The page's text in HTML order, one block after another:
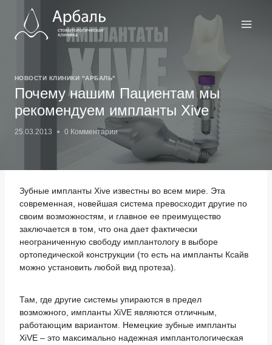
содержимому
НОВОСТИ КЛИНИКИ "АРБАЛЬ"
Почему нашим Пациентам мы
рекомендуем импланты Xive
25.03.2013 0 Комментарии
Зубные импланты Xive известны во всем мире. Эта
современная, новейшая система превосходит другие по
своим возможностям, и главное ее преимущество
заключается в том, что она дает фактически
неограниченную свободу имплантологу в выборе
ортопедической конструкции (то есть на импланты Ксайв
можно установить любой вид протеза).
Там, где другие системы упираются в предел
возможного, импланты XiVE являются отличным,
работающим вариантом. Немецкие зубные импланты
XiVE – это максимально надежная имплантологическая